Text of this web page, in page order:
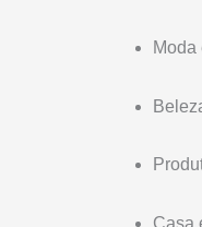
Moda
Casa